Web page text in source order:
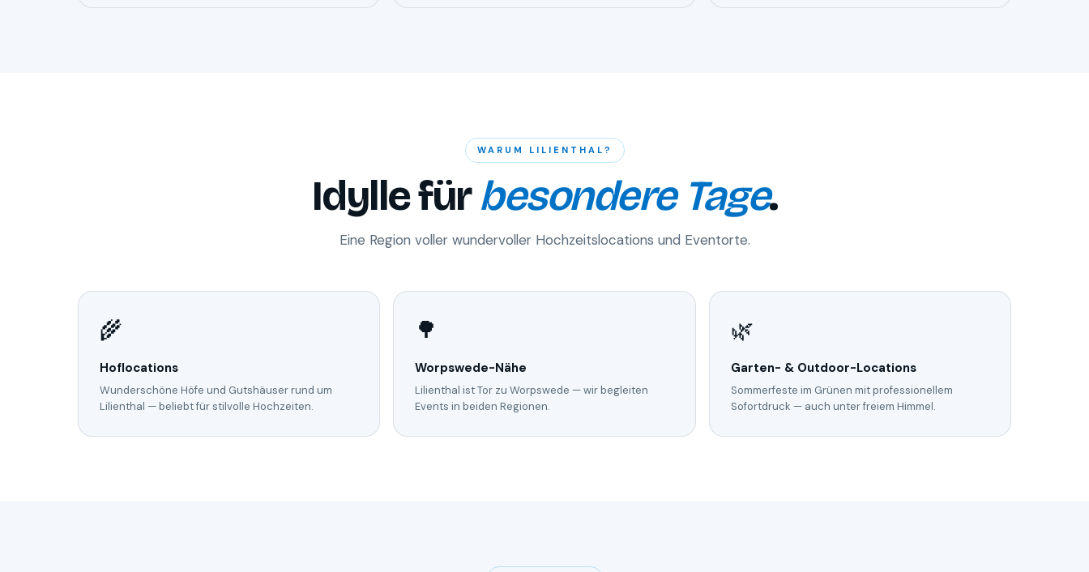
WARUM LILIENTHAL?
Idylle fürbesondere Tage.
Eine Region voller wundervoller Hochzeitslocations und Eventorte.
🌾
Hoflocations
Wunderschöne Höfe und Gutshäuser rund um
Lilienthal — beliebt für stilvolle Hochzeiten.
🌳
Worpswede-Nähe
Lilienthal ist Tor zu Worpswede — wir begleiten
Events in beiden Regionen.
🌿
Garten- & Outdoor-Locations
Sommerfeste im Grünen mit professionellem
Sofortdruck — auch unter freiem Himmel.